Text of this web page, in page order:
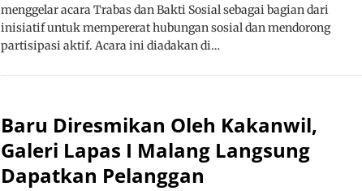
menggelar acara Trabas dan Bakti Sosial sebagai bagian dari
inisiatif untuk mempererat hubungan sosial dan mendorong
partisipasi aktif. Acara ini diadakan di…
Baru Diresmikan Oleh Kakanwil,
Galeri Lapas I Malang Langsung
Dapatkan Pelanggan